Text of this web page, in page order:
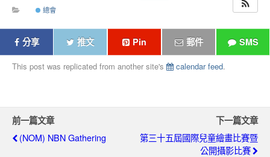
總會
分享 推文 Pin 郵件 SMS
This post was replicated from another site's calendar feed.
前一篇文章
(NOM) NBN Gathering
下一篇文章
第三十五屆國際兒童繪畫比賽暨
公開攝影比賽